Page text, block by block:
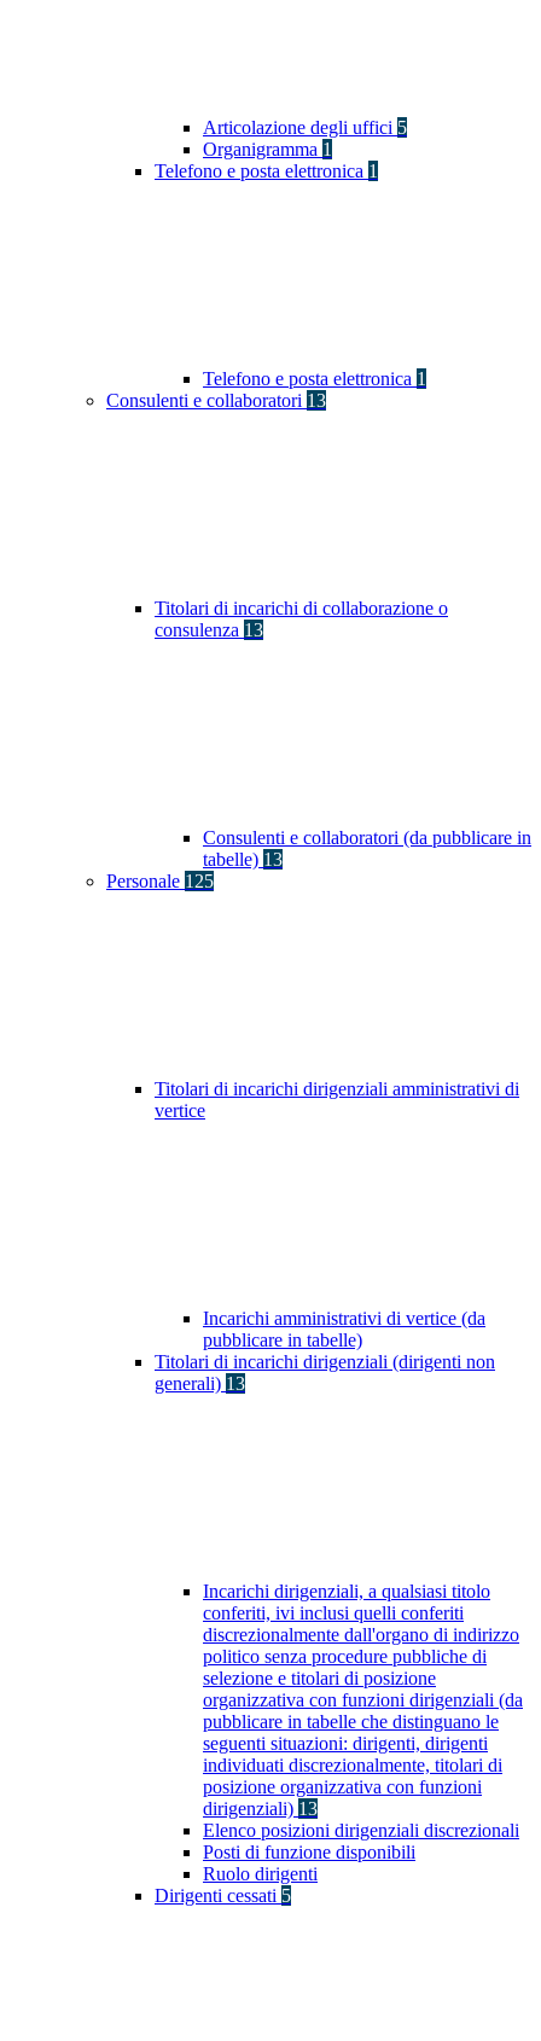
Articolazione degli uffici 5
Organigramma 1
Telefono e posta elettronica 1
Telefono e posta elettronica 1
Consulenti e collaboratori 13
Titolari di incarichi di collaborazione o
consulenza 13
Consulenti e collaboratori (da pubblicare in
tabelle) 13
Personale 125
Titolari di incarichi dirigenziali amministrativi di
vertice
Incarichi amministrativi di vertice (da
pubblicare in tabelle)
Titolari di incarichi dirigenziali (dirigenti non
generali) 13
Incarichi dirigenziali, a qualsiasi titolo
conferiti, ivi inclusi quelli conferiti
discrezionalmente dall'organo di indirizzo
politico senza procedure pubbliche di
selezione e titolari di posizione
organizzativa con funzioni dirigenziali (da
pubblicare in tabelle che distinguano le
seguenti situazioni: dirigenti, dirigenti
individuati discrezionalmente, titolari di
posizione organizzativa con funzioni
dirigenziali) 13
Elenco posizioni dirigenziali discrezionali
Posti di funzione disponibili
Ruolo dirigenti
Dirigenti cessati 5